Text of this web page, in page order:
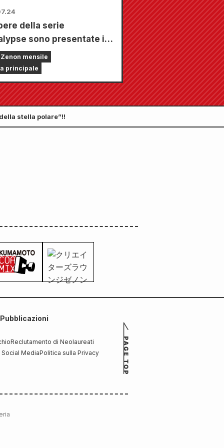
della serie
sono presentate in
numero con 5 capitoli!!
di settembre 2026 di
Comic Zenon" sarà in
dal 24 luglio!!
mensile
principale
stella polare”!!
Reclutamento di Neolaureati
MediaPolitica sulla Privacy